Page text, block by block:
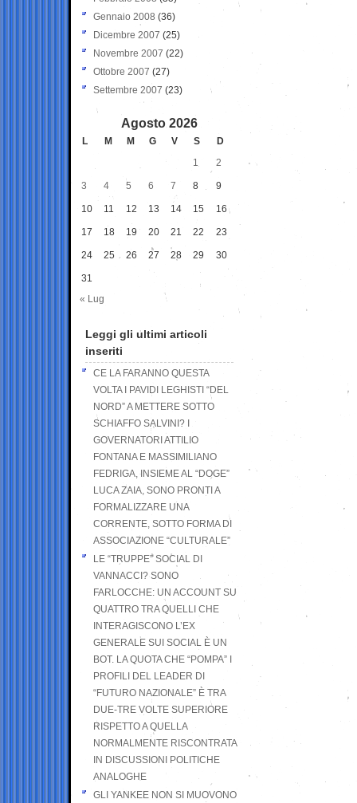
Gennaio 2008 (36)
Dicembre 2007 (25)
Novembre 2007 (22)
Ottobre 2007 (27)
Settembre 2007 (23)
Agosto 2026
L M M G V S
D
1
2
3 4 5 6 7 8 9
10 11 12 13 14 15 16
17 18 19 20 21 22 23
24 25 26 27 28 29 30
31
« Lug
Leggi gli ultimi articoli
inseriti
CE LA FARANNO QUESTA
VOLTA I PAVIDI LEGHISTI “DEL
NORD” A METTERE SOTTO
SCHIAFFO SALVINI? I
GOVERNATORI ATTILIO
FONTANA E MASSIMILIANO
FEDRIGA, INSIEME AL “DOGE”
LUCA ZAIA, SONO PRONTI A
FORMALIZZARE UNA
CORRENTE, SOTTO FORMA DI
ASSOCIAZIONE “CULTURALE”
LE “TRUPPE” SOCIAL DI
VANNACCI? SONO
FARLOCCHE: UN ACCOUNT SU
QUATTRO TRA QUELLI CHE
INTERAGISCONO L’EX
GENERALE SUI SOCIAL È UN
BOT. LA QUOTA CHE “POMPA” I
PROFILI DEL LEADER DI
“FUTURO NAZIONALE” È TRA
DUE-TRE VOLTE SUPERIORE
RISPETTO A QUELLA
NORMALMENTE RISCONTRATA
IN DISCUSSIONI POLITICHE
ANALOGHE
GLI YANKEE NON SI MUOVONO